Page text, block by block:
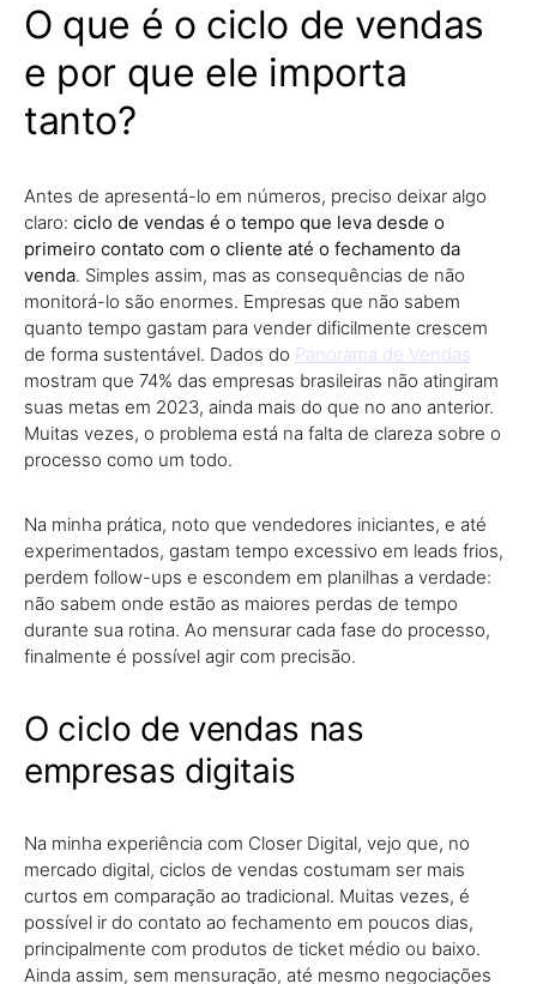
O que é o ciclo de vendas
e por que ele importa
tanto?
Antes de apresentá-lo em números, preciso deixar algo
claro: ciclo de vendas é o tempo que leva desde o
primeiro contato com o cliente até o fechamento da
venda. Simples assim, mas as consequências de não
monitorá-lo são enormes. Empresas que não sabem
quanto tempo gastam para vender dificilmente crescem
de forma sustentável. Dados do Panorama de Vendas
mostram que 74% das empresas brasileiras não atingiram
suas metas em 2023, ainda mais do que no ano anterior.
Muitas vezes, o problema está na falta de clareza sobre o
processo como um todo.
Na minha prática, noto que vendedores iniciantes, e até
experimentados, gastam tempo excessivo em leads frios,
perdem follow-ups e escondem em planilhas a verdade:
não sabem onde estão as maiores perdas de tempo
durante sua rotina. Ao mensurar cada fase do processo,
finalmente é possível agir com precisão.
O ciclo de vendas nas
empresas digitais
Na minha experiência com Closer Digital, vejo que, no
mercado digital, ciclos de vendas costumam ser mais
curtos em comparação ao tradicional. Muitas vezes, é
possível ir do contato ao fechamento em poucos dias,
principalmente com produtos de ticket médio ou baixo.
Ainda assim, sem mensuração, até mesmo negociações